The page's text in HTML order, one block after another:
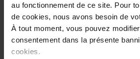
au fonctionnement de ce site. Pour
de cookies, nous avons besoin de
À tout moment, vous pouvez
consentement dans la présente
cookies.
Description
Chat D'or Cleo est un parfum floral
sa fraîcheur et sa douceur. Les